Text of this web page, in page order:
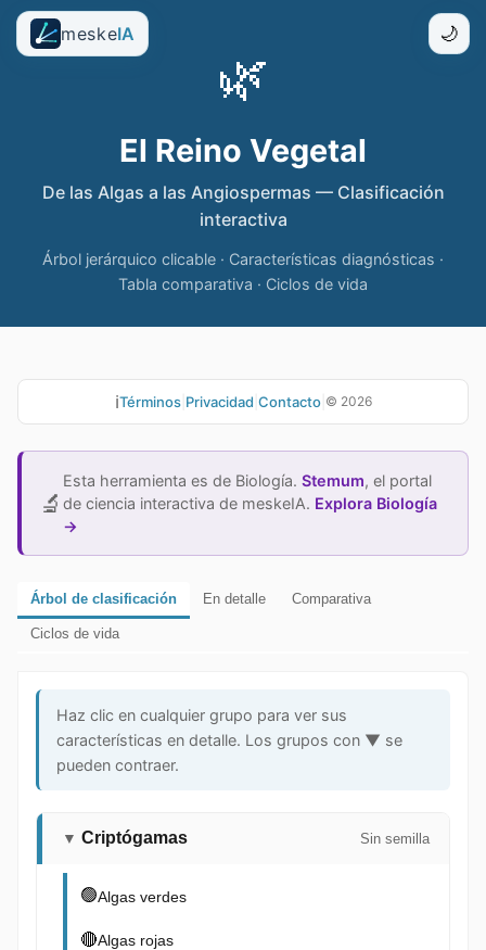
meskeIA 🌙
🌿
El Reino Vegetal
De las Algas a las Angiospermas — Clasificación
interactiva
Árbol jerárquico clicable · Características diagnósticas ·
Tabla comparativa · Ciclos de vida
ℹ️Términos| Privacidad Contacto| © 2026
🔬
Esta herramienta es de Biología. Stemum, el portal
de ciencia interactiva de meskeIA. Explora Biología
→
Árbol de clasificación En detalle Comparativa
Ciclos de vida
Haz clic en cualquier grupo para ver sus
características en detalle. Los grupos con ▼ se
pueden contraer.
▼ Criptógamas Sin semilla
🟢Algas verdes
🔴Algas rojas